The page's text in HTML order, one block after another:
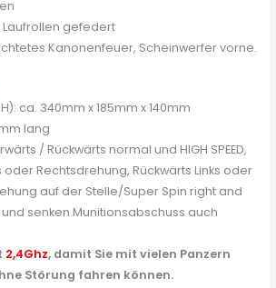
Laufrollen gefedert
Kanonenfeuer, Scheinwerfer vorne.
ca. 340mm x 185mm x 140mm
lang
/ Rückwärts normal und HIGH SPEED,
oder Rechtsdrehung, Rückwärts Links oder
auf der Stelle/Super Spin right and
senken.Munitionsabschuss auch
2,4Ghz, damit Sie mit vielen Panzern
Störung fahren können.